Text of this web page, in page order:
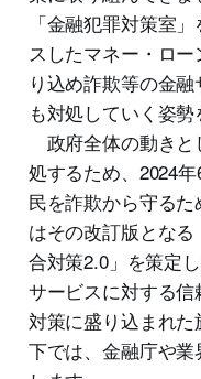
「金融犯罪対策室
スしたマネー・ロ
り込め詐欺等の金
も対処していく姿勢
政府全体の動きと
処するため、2024
民を詐欺から守る
はその改訂版とな
合対策2.0」を策定
サービスに対する
対策に盛り込まれ
下では、金融庁や